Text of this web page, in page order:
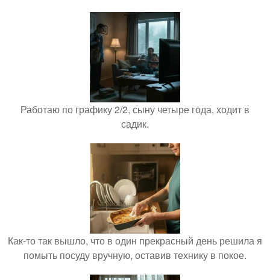
Работаю по графику 2/2, сыну четыре года, ходит в
садик.
Как-то так вышло, что в один прекрасный день решила я
помыть посуду вручную, оставив технику в покое.